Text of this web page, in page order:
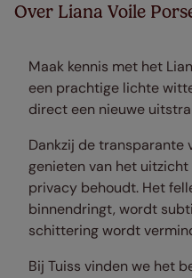
Over Liana Voile
Maak kennis met het
een prachtige lichte
direct een nieuwe
Dankzij de transparante
genieten van het
privacy behoudt. Het
binnendringt, wordt
schittering wordt
Bij Tuiss vinden we het